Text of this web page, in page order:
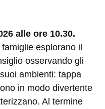
alle ore 10.30.
famiglie esplorano il
osservando gli
ambienti: tappa
in modo divertente
Al termine